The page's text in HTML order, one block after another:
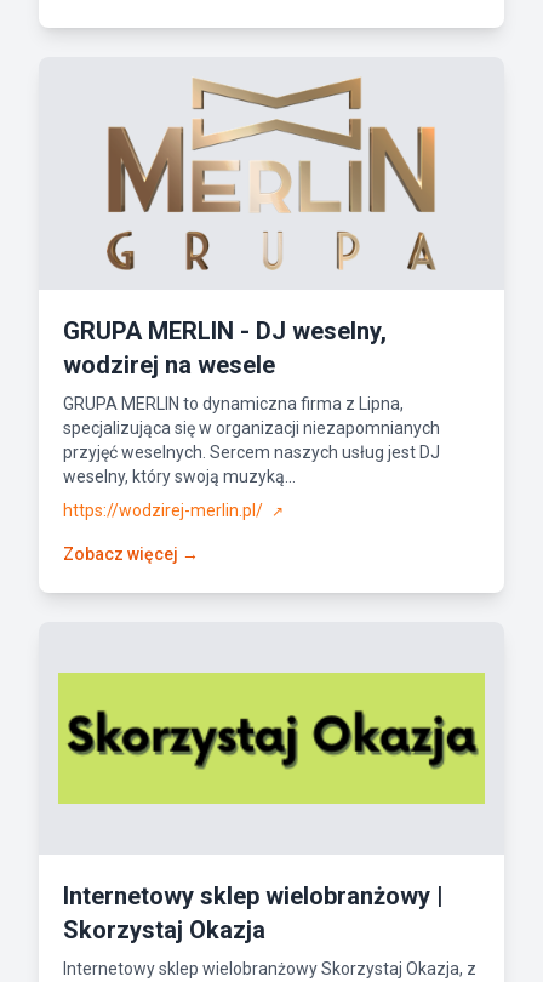
GRUPA MERLIN - DJ weselny,
wodzirej na wesele
GRUPA MERLIN to dynamiczna firma z Lipna,
specjalizująca się w organizacji niezapomnianych
przyjęć weselnych. Sercem naszych usług jest DJ
weselny, który swoją muzyką...
https://wodzirej-merlin.pl/
↗
Zobacz więcej →
Internetowy sklep wielobranżowy |
Skorzystaj Okazja
Internetowy sklep wielobranżowy Skorzystaj Okazja, z